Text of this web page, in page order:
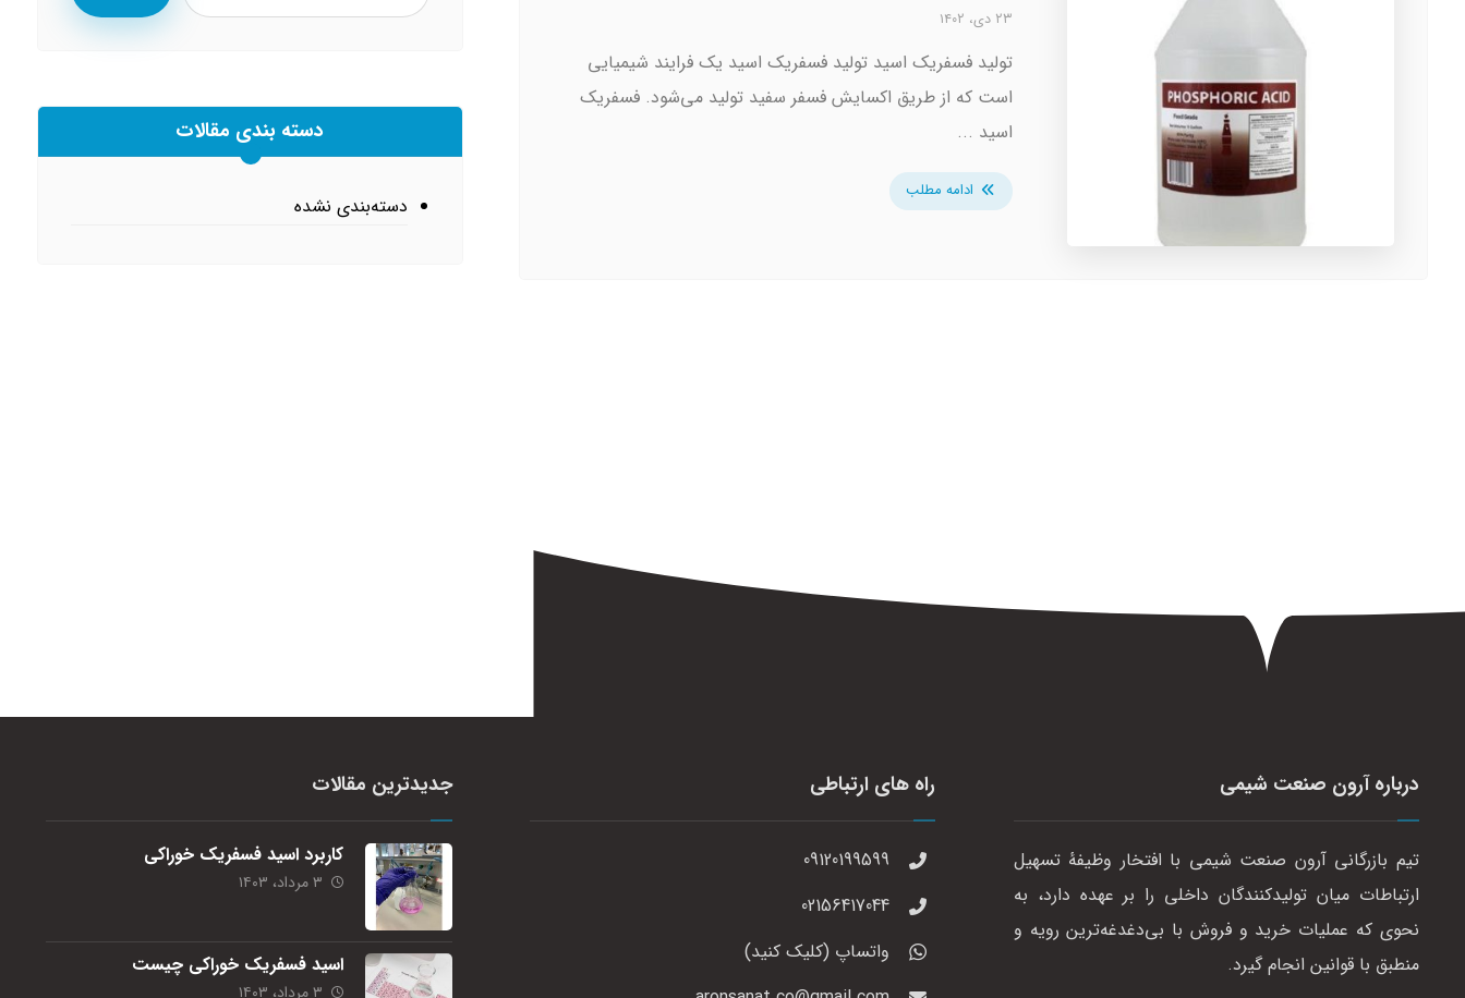
۲۳ دی، ۱۴۰۲
تولید فسفریک اسید تولید فسفریک اسید یک فرایند شیمیایی
است که از طریق اکسایش فسفر سفید تولید می‌شود. فسفریک
اسید ...
ادامه مطلب
دسته بندی مقالات
دسته‌بندی نشده
درباره آرون صنعت شیمی
تیم بازرگانی آرون صنعت شیمی با افتخار وظیفهٔ تسهیل
ارتباطات میان تولیدکنندگان داخلی را بر عهده دارد، به
نحوی که عملیات خرید و فروش با بی‌دغدغه‌ترین رویه و
منطبق با قوانین انجام گیرد.
راه های ارتباطی
09120199599
02156417044
واتساپ (کلیک کنید)
جدیدترین مقالات
کاربرد اسید فسفریک خوراکی
۳ مرداد، ۱۴۰۳
اسید فسفریک خوراکی چیست
۳ مرداد، ۱۴۰۳